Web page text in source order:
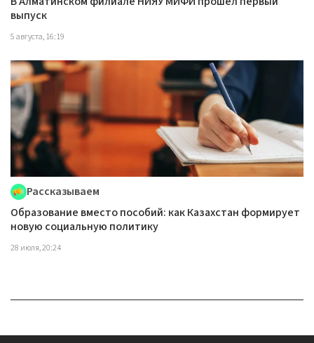
выпуск
5 августа, 16:19
Рассказываем
Образование вместо пособий: как Казахстан формирует
новую социальную политику
28 июля, 20:24